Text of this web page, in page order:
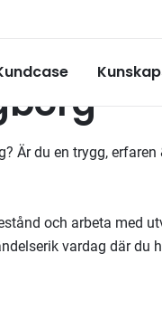
Är du en trygg, erfaren
och arbeta med
vardag där du